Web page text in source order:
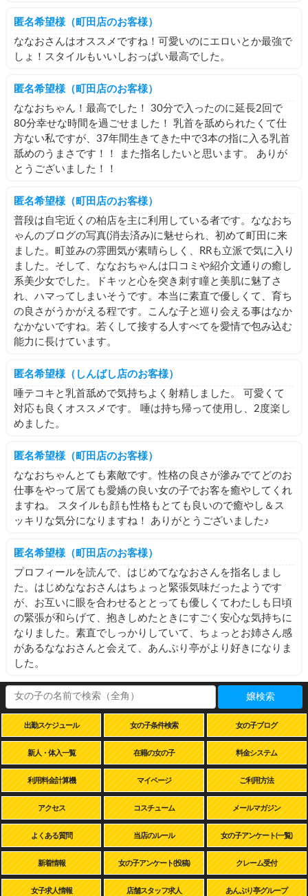
匿名希望様（町田店のお客様）
ななおさんはオススメですね！可愛いのにエロいとか最強で
しょ！スタイルもいいしおっぱい最高でした。
匿名希望様（町田店のお客様）
ななおちゃん！最高でした！ 30分で入ったのに延長2回で
80分幸せな時間を過ごせました！ 乳首を舐められたくて仕
方ない私ですが、37年間生きてきた中で3本の指に入る乳首
舐めのうまさです！！ また指名したいと思います。 ありが
とうございました！！
匿名希望様（町田店のお客様）
普段は自宅近くの柏店を主に利用している者です。ななおち
ゃんのブログの写真(消去済み)に魅せられ、初めて町田に来
ました。町並みの雰囲気が素晴らしく、RRも立派で気に入り
ました。そして、ななおちゃんは口コミや紹介文通りの癒し
系美少女でした。ドキッと心を突き刺す瞳と美肌に魅了さ
れ、ハマってしまいそうです。本当に素直で優しくて、育ち
の良さがうかがえる程です。こんな子と巡り会える事はなか
なかないですね。若くして接する人すべてを愛情で包み込む
能力に長けています。
匿名希望様（しんばし店のお客様）
唾テコキと乳首舐めで気持ちよく射精しました。 可愛くて
対応も良くオススメです。 唾は持ち帰って使用し、2度楽し
めました。
匿名希望様（町田店のお客様）
ななおちゃんとても素敵です。性格の良さが滲みでてどのお
仕事をやって居ても愛嬌の良い女の子でお客を癒やしてくれ
ますね。 スタイルも顔も性格もとても良いので癒やし＆ス
ッキリな気分になりますね！ ありがとうございました♪
匿名希望様（町田店のお客様）
プロフィールを読んで、はじめてななおさんを指名しまし
た。はじめななおさんはちょっと緊張気味だったようです
が、お互いに眼を合わせるととっても優しくてわたしも日頃
の緊張が和らげて、抱きしめたときにすごく安心な気持ちに
なりました。素直でしっかりしていて、ちょっとお姉さん感
があるななおさんと会えて、あんぷり亭がより好きになりま
した。
嬢検索
出勤スケジュール 女の子条件検索 女の子ブログ
新人・体入一覧 在籍の女の子 料金システム
利用料金計算機 マイページ ご利用方法
アクセス コスチューム メールマガジン
よくある質問 当店のルール 女の子アンケート(一覧)
新着情報 女の子アンケート(投稿) クレーム受付
女子求人情報 店舗スタッフ求人 あんぷり亭グループ